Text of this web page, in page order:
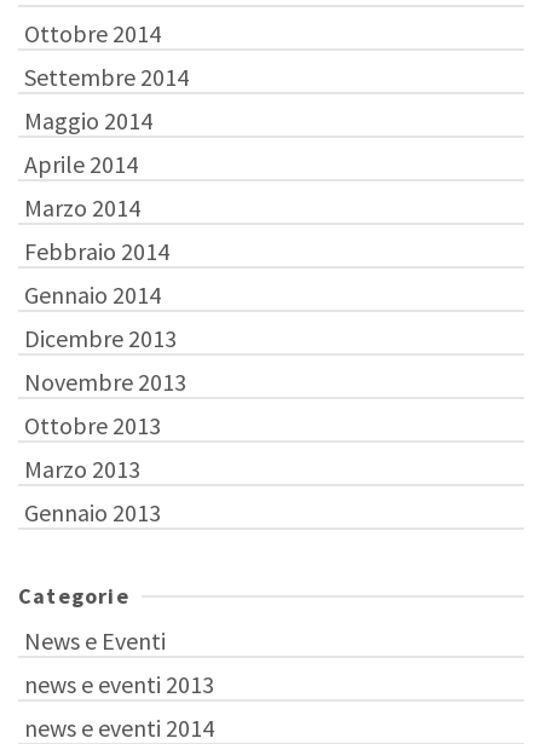
Ottobre 2014
Settembre 2014
Maggio 2014
Aprile 2014
Marzo 2014
Febbraio 2014
Gennaio 2014
Dicembre 2013
Novembre 2013
Ottobre 2013
Marzo 2013
Gennaio 2013
Categorie
News e Eventi
news e eventi 2013
news e eventi 2014